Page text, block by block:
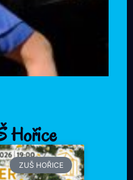
Hořice
ZUŠ HOŘICE